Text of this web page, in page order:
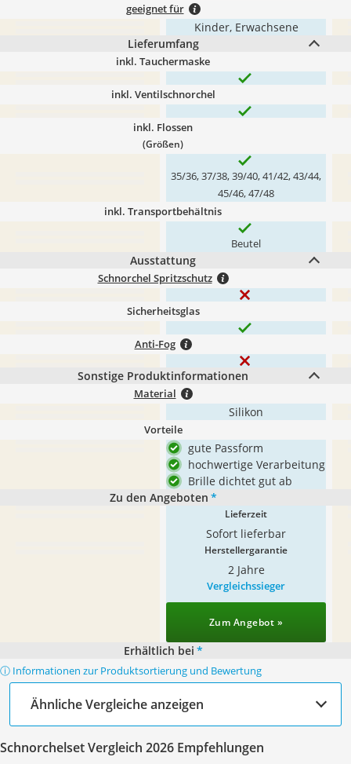
geeignet für
Kinder, Erwachsene
Lieferumfang
inkl. Tauchermaske
inkl. Ventilschnorchel
inkl. Flossen
(Größen)
35/36, 37/38, 39/40, 41/42, 43/44,
45/46, 47/48
inkl. Transportbehältnis
Beutel
Ausstattung
Schnorchel Spritzschutz
Sicherheitsglas
Anti-Fog
Sonstige Produktinformationen
Material
Silikon
Vorteile
gute Passform
hochwertige Verarbeitung
Brille dichtet gut ab
Zu den Angeboten *
Lieferzeit
Sofort lieferbar
Herstellergarantie
2 Jahre
Vergleichssieger
Zum Angebot »
Erhältlich bei *
ⓘ Informationen zur Produktsortierung und Bewertung
Ähnliche Vergleiche anzeigen
Schnorchelset Vergleich 2026 Empfehlungen